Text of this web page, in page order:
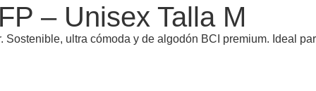
– Unisex Talla M
ultra cómoda y de algodón BCI premium. Ideal